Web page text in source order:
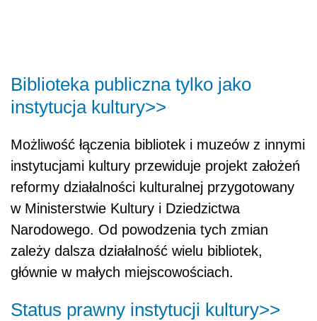
Biblioteka publiczna tylko jako
instytucja kultury>>
Możliwość łączenia bibliotek i muzeów z innymi
instytucjami kultury przewiduje projekt założeń
reformy działalności kulturalnej przygotowany
w Ministerstwie Kultury i Dziedzictwa
Narodowego. Od powodzenia tych zmian
zależy dalsza działalność wielu bibliotek,
głównie w małych miejscowościach.
Status prawny instytucji kultury>>